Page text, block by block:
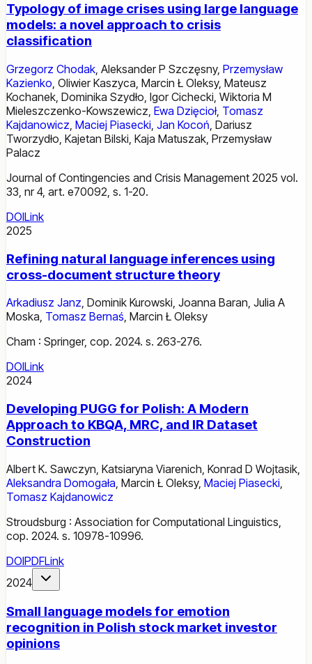
Typology of image crises using large language
models: a novel approach to crisis
classification
Grzegorz Chodak Aleksander P Szczęsny, Przemysław
Kazienko Oliwier Kaszyca Marcin Ł Oleksy, Mateusz
Kochanek Dominika Szydło Igor Cichecki Wiktoria M
Mieleszczenko-Kowszewicz Ewa Dzięcioł, Tomasz
Kajdanowicz Maciej Piasecki Jan Kocoń Dariusz
Tworzydło Kajetan Bilski Kaja Matuszak Przemysław
Palacz
Journal of Contingencies and Crisis Management 2025 vol.
33, nr 4, art. e70092, s. 1-20.
DOILink
2025
Refining natural language inferences using
cross-document structure theory
Arkadiusz Janz, Dominik Kurowski, Joanna Baran, Julia A
Moska, Tomasz Bernaś, Marcin Ł Oleksy
Cham : Springer, cop. 2024. s. 263-276.
DOILink
2024
Developing PUGG for Polish: A Modern
Approach to KBQA, MRC, and IR Dataset
Construction
Albert K. Sawczyn Katsiaryna Viarenich Konrad D Wojtasik
Aleksandra Domogała Marcin Ł Oleksy, Maciej Piasecki
Tomasz Kajdanowicz
Stroudsburg : Association for Computational Linguistics,
cop. 2024. s. 10978-10996.
DOIPDFLink
2024
Small language models for emotion
recognition in Polish stock market investor
opinions